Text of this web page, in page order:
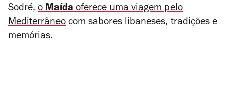
Sodré, oMaída oferece uma viagem pelo
Mediterrâneo com sabores libaneses, tradições e
memórias.